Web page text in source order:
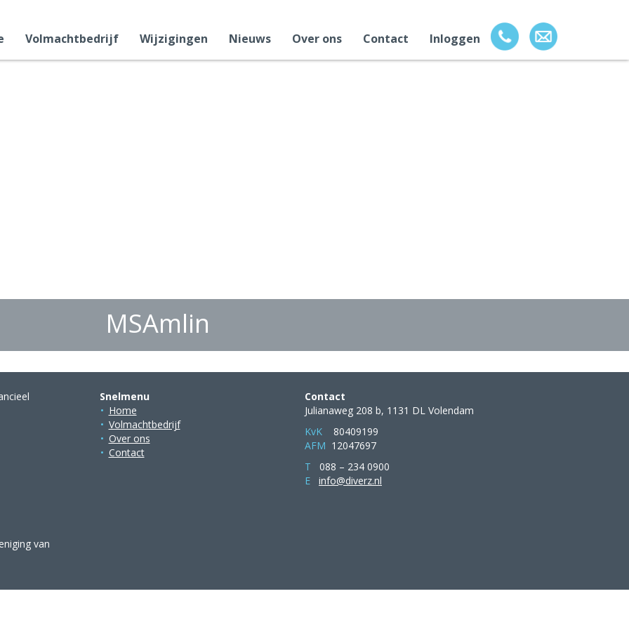
Volmachtbedrijf Wijzigingen Nieuws Over ons Contact Inloggen
MSAmlin
van
Snelmenu
Home
Volmachtbedrijf
Over ons
Contact
Contact
Julianaweg 208 b, 1131 DL Volendam
KvK 80409199
AFM 12047697
T 088 – 234 0900
E
info@diverz.nl